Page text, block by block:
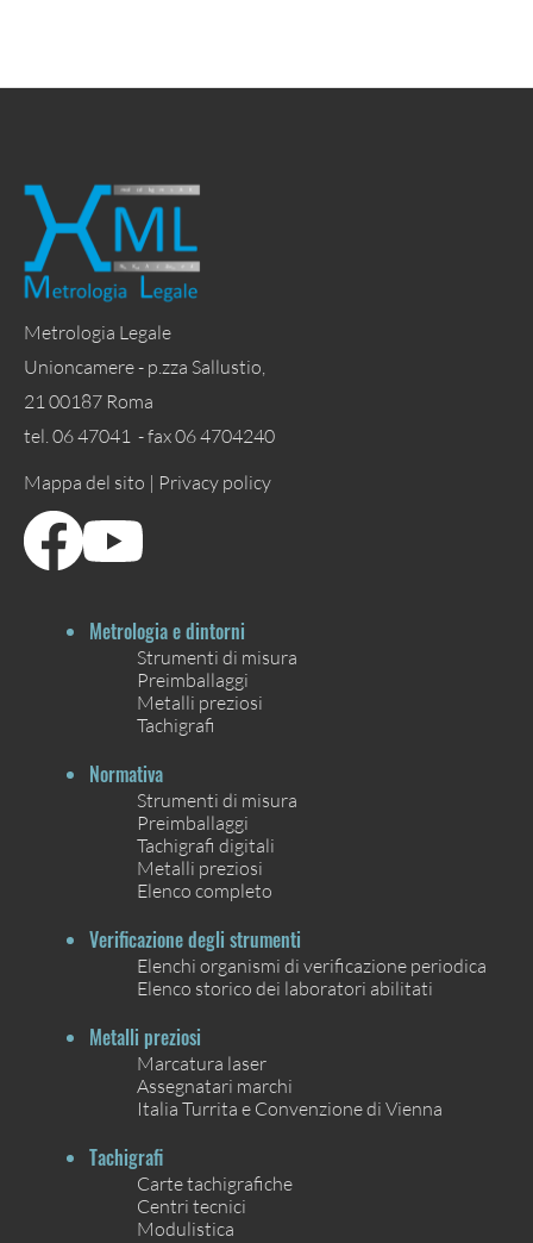
Metrologia Legale
Unioncamere - p.zza Sallustio,
21 00187 Roma
tel. 06 47041 - fax 06 4704240
Mappa del sito | Privacy policy
Metrologia e dintorni
Strumenti di misura
Preimballaggi
Metalli preziosi
Tachigrafi
Normativa
Strumenti di misura
Preimballaggi
Tachigrafi digitali
Metalli preziosi
Elenco completo
Verificazione degli strumenti
Elenchi organismi di verificazione periodica
Elenco storico dei laboratori abilitati
Metalli preziosi
Marcatura laser
Assegnatari marchi
Italia Turrita e Convenzione di Vienna
Tachigrafi
Carte tachigrafiche
Centri tecnici
Modulistica